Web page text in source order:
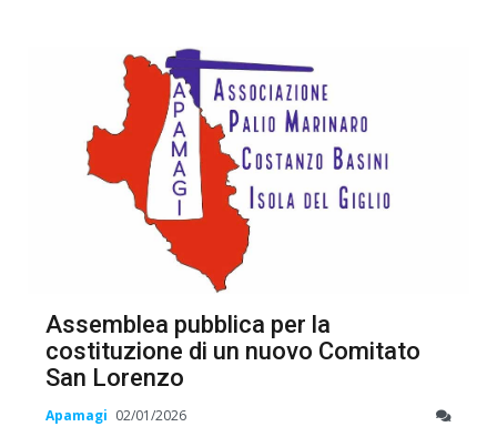
Assemblea pubblica per la
costituzione di un nuovo Comitato
San Lorenzo
Apamagi 02/01/2026